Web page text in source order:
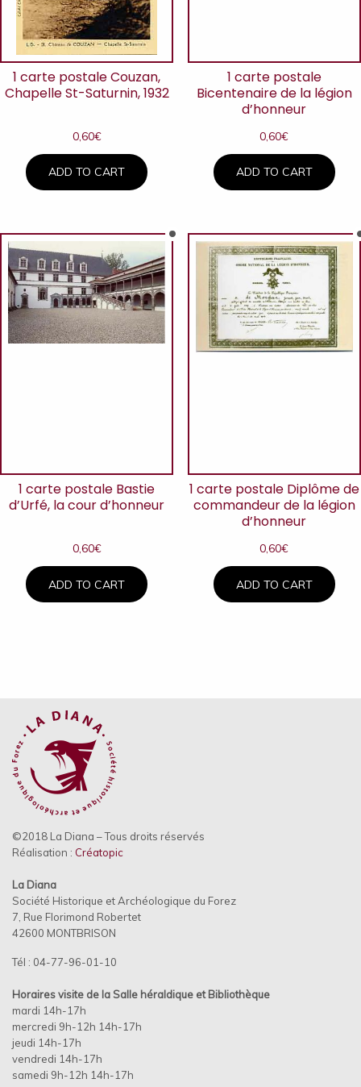
1 carte postale Couzan,
Chapelle St-Saturnin, 1932
0,60€
ADD TO CART
1 carte postale
Bicentenaire de la légion
d’honneur
0,60€
ADD TO CART
1 carte postale Bastie
d’Urfé, la cour d’honneur
0,60€
ADD TO CART
1 carte postale Diplôme de
commandeur de la légion
d’honneur
0,60€
ADD TO CART
©2018 La Diana – Tous droits réservés
Réalisation : Créatopic
La Diana
Société Historique et Archéologique du Forez
7, Rue Florimond Robertet
42600 MONTBRISON
Tél : 04-77-96-01-10
Horaires visite de la Salle héraldique etBibliothèque
mardi 14h-17h
mercredi 9h-12h 14h-17h
jeudi 14h-17h
vendredi 14h-17h
samedi 9h-12h 14h-17h